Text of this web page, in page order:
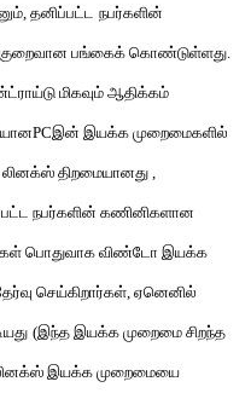
, தனிப்பட்ட நபர்களின்
குறைவான பங்கைக் கொண்டுள்ளது.
மிகவும் ஆதிக்கம்
PCஇன் இயக்க முறைமைகளில்
லினக்ஸ் திறமையானது ,
நபர்களின் கணினிகளான
பொதுவாக விண்டோ இயக்க
செய்கிறார்கள், ஏனெனில்
து (இந்த இயக்க முறைமை சிறந்த
இயக்க முறைமையை